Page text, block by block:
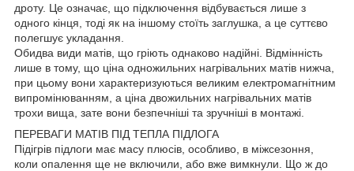
дроту. Це означає, що підключення відбувається лише з
одного кінця, тоді як на іншому стоїть заглушка, а це суттєво
полегшує укладання.
Обидва види матів, що гріють однаково надійні. Відмінність
лише в тому, що ціна одножильних нагрівальних матів нижча,
при цьому вони характеризуються великим електромагнітним
випромінюванням, а ціна двожильних нагрівальних матів
трохи вища, зате вони безпечніші та зручніші в монтажі.
ПЕРЕВАГИ МАТІВ ПІД ТЕПЛА ПІДЛОГА
Підігрів підлоги має масу плюсів, особливо, в міжсезоння,
коли опалення ще не включили, або вже вимкнули. Що ж до